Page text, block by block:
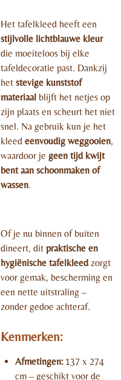
Het tafelkleed heeft een
stijlvolle lichtblauwe kleur
die moeiteloos bij elke
tafeldecoratie past. Dankzij
het stevige kunststof
materiaal blijft het netjes op
zijn plaats en scheurt het niet
snel. Na gebruik kun je het
kleed eenvoudig weggooien,
waardoor je geen tijd kwijt
bent aan schoonmaken of
wassen.
Of je nu binnen of buiten
dineert, dit praktische en
hygiënische tafelkleedzorgt
voor gemak, bescherming en
een nette uitstraling –
zonder gedoe achteraf.
Kenmerken:
Afmetingen:137 x 274
cm – geschikt voor de